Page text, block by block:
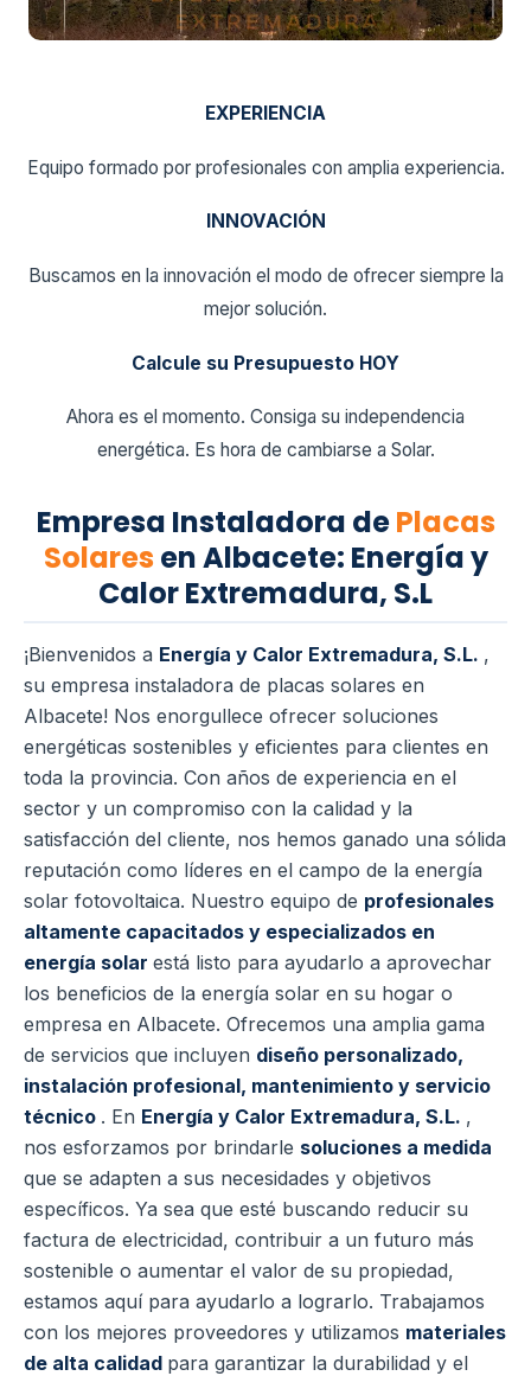
EXPERIENCIA
Equipo formado por profesionales con amplia experiencia.
INNOVACIÓN
Buscamos en la innovación el modo de ofrecer siempre la
mejor solución.
Calcule su Presupuesto HOY
Ahora es el momento. Consiga su independencia
energética. Es hora de cambiarse a Solar.
Empresa Instaladora dePlacas
Solares en Albacete: Energía y
Calor Extremadura, S.L
¡Bienvenidos a Energía y Calor Extremadura, S.L. ,
su empresa instaladora de placas solares en
Albacete! Nos enorgullece ofrecer soluciones
energéticas sostenibles y eficientes para clientes en
toda la provincia. Con años de experiencia en el
sector y un compromiso con la calidad y la
satisfacción del cliente, nos hemos ganado una sólida
reputación como líderes en el campo de la energía
solar fotovoltaica. Nuestro equipo de profesionales
altamente capacitados y especializados en
energía solar está listo para ayudarlo a aprovechar
los beneficios de la energía solar en su hogar o
empresa en Albacete. Ofrecemos una amplia gama
de servicios que incluyen diseño personalizado,
instalación profesional, mantenimiento y servicio
técnico . En Energía y Calor Extremadura, S.L. ,
nos esforzamos por brindarle soluciones a medida
que se adapten a sus necesidades y objetivos
específicos. Ya sea que esté buscando reducir su
factura de electricidad, contribuir a un futuro más
sostenible o aumentar el valor de su propiedad,
estamos aquí para ayudarlo a lograrlo. Trabajamos
con los mejores proveedores y utilizamos materiales
de alta calidad para garantizar la durabilidad y el